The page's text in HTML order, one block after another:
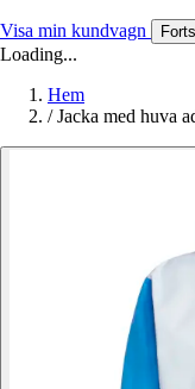
Visa min kundvagn
Loading...
Hem
/ Jacka med huva